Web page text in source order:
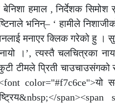
हमाल , निर्देशक सिमोश
भनिन्– ‘ हामीले
मनाएर क्लिक गरेको हु ।
।’, त्यस्तै चलचित्रका
टीमले प्रिती चाउचाउसंगको
color="#f7c6ce">यो